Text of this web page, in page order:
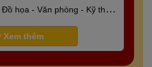
Đồ họa - Văn phòng - Kỹ thuật
Xem thêm